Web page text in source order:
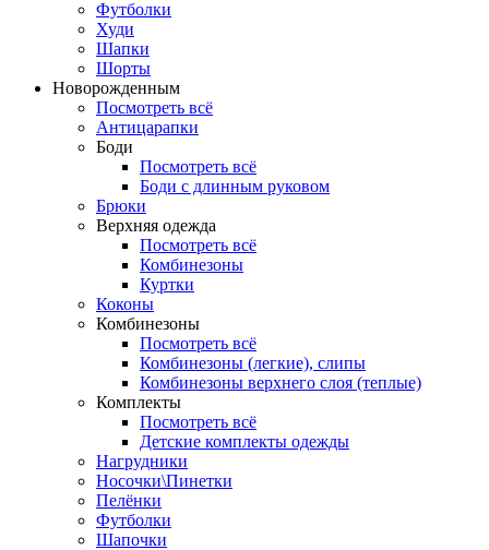
Футболки
Худи
Шапки
Шорты
Новорожденным
Посмотреть всё
Антицарапки
Боди
Посмотреть всё
Боди с длинным руковом
Брюки
Верхняя одежда
Посмотреть всё
Комбинезоны
Куртки
Коконы
Комбинезоны
Посмотреть всё
Комбинезоны (легкие), слипы
Комбинезоны верхнего слоя (теплые)
Комплекты
Посмотреть всё
Детские комплекты одежды
Нагрудники
Носочки\Пинетки
Пелёнки
Футболки
Шапочки